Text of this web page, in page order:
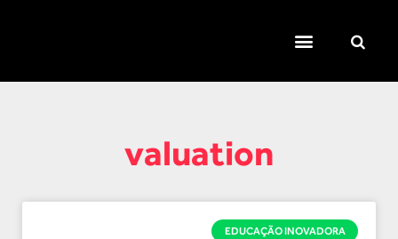
valuation
EDUCAÇÃO INOVADORA